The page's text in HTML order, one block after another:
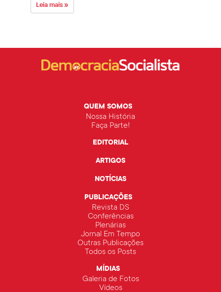
Leia mais »
QUEM SOMOS
Nossa História
Faça Parte!
EDITORIAL
ARTIGOS
NOTÍCIAS
PUBLICAÇÕES
Revista DS
Conferências
Plenárias
Jornal Em Tempo
Outras Publicações
Todos os Posts
MÍDIAS
Galeria de Fotos
Vídeos